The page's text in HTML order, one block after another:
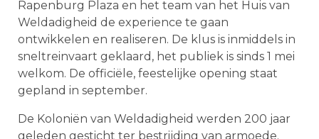
Rapenburg Plaza en het team van het Huis van
Weldadigheid de experience te gaan
ontwikkelen en realiseren. De klus is inmiddels in
sneltreinvaart geklaard, het publiek is sinds 1 mei
welkom. De officiële, feestelijke opening staat
gepland in september.
De Koloniën van Weldadigheid werden 200 jaar
geleden gesticht ter bestrijding van armoede.